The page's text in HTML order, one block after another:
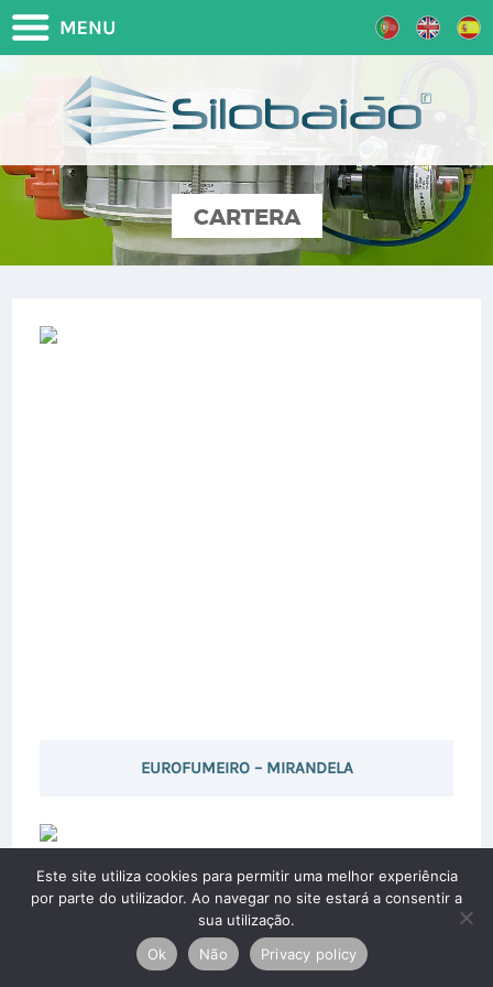
CARTERA
EUROFUMEIRO – MIRANDELA
Este site utiliza cookies para permitir uma melhor experiência
por parte do utilizador. Ao navegar no site estará a consentir a
sua utilização.
Ok
Não Privacy policy